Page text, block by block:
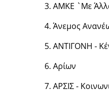
ΑΜΚΕ `Με
Άνεμος
ΑΝΤΙΓΟΝΗ -
Αρίων
ΑΡΣΙΣ -